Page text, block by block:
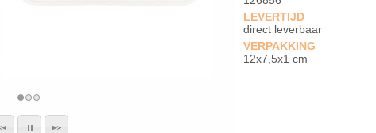
LEVERTIJD
direct leverbaar
VERPAKKING
12x7,5x1 cm